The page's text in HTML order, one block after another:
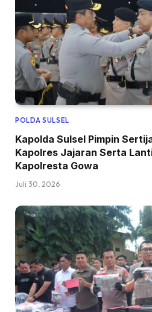
POLDA SULSEL
Kapolda Sulsel Pimpin
Kapolres Jajaran Serta
Kapolresta Gowa
Juli 30, 2026